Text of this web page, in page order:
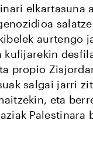
elkartasuna
aurtengo
kufijarekin
propio
salgai jarri
eta
Palestinara